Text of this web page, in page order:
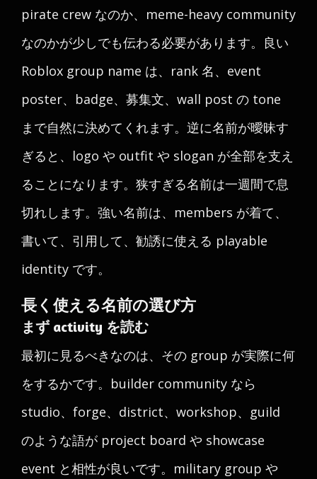
pirate crew なのか、meme-heavy community
なのかが少しでも伝わる必要があります。良い
Roblox group name は、rank 名、event
poster、badge、募集文、wall post の tone
まで自然に決めてくれます。逆に名前が曖昧す
ぎると、logo や outfit や slogan が全部を支え
ることになります。狭すぎる名前は一週間で息
切れします。強い名前は、members が着て、
書いて、引用して、勧誘に使える playable
identity です。
長く使える名前の選び方
まず activity を読む
最初に見るべきなのは、その group が実際に何
をするかです。builder community なら
studio、forge、district、workshop、guild
のような語が project board や showcase
event と相性が良いです。military group や